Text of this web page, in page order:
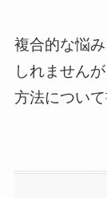
複合的な悩
しれません
方法について